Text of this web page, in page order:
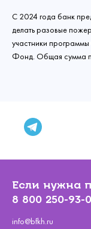
С 2024 года банк
делать разовые
участники
Фонд. Общая сумма
Если нужна
8 800 250-93-
info@bfkh.ru
Войти
Имя
Сделать